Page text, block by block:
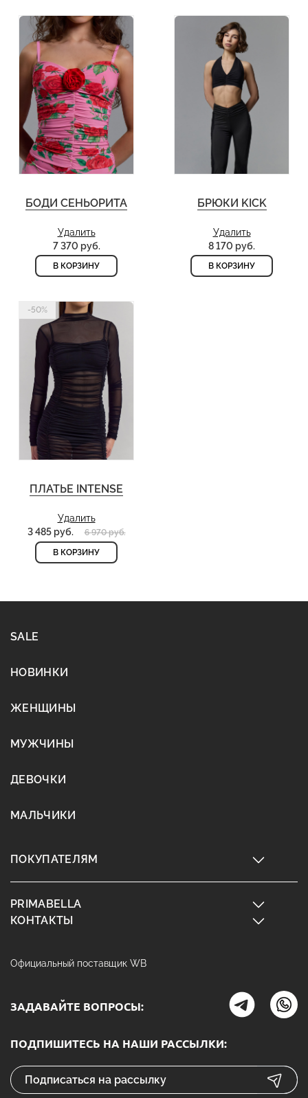
БОДИ СЕНЬОРИТА
Удалить
7 370 руб.
В КОРЗИНУ
БРЮКИ KICK
Удалить
8 170 руб.
В КОРЗИНУ
-50%
ПЛАТЬЕ INTENSE
Удалить
3 485 руб.
6 970 руб.
В КОРЗИНУ
SALE
НОВИНКИ
ЖЕНЩИНЫ
МУЖЧИНЫ
ДЕВОЧКИ
МАЛЬЧИКИ
ПОКУПАТЕЛЯМ
PRIMABELLA
КОНТАКТЫ
Официальный поставщик WB
ЗАДАВАЙТЕ ВОПРОСЫ:
ПОДПИШИТЕСЬ НА НАШИ РАССЫЛКИ: